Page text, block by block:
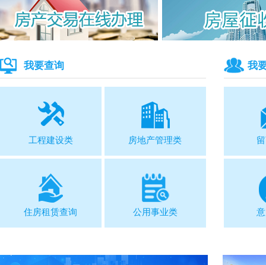
我要查询
工程建设类 房地产管理类
住房租赁查询 公用事业类
我